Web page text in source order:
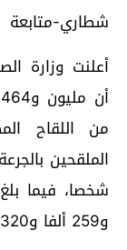
شطاري-متابعة
أعلنت وزارة
و259 ألفا و320 شخصا.